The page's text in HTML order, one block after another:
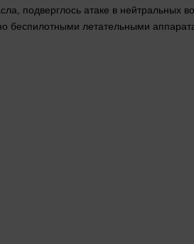
подверглось атаке в
беспилотными летательными